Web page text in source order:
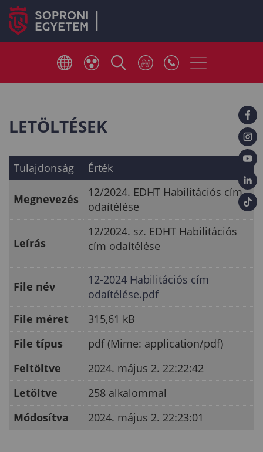
LETÖLTÉSEK
Tulajdonság Érték
Megnevezés
12/2024. EDHT Habilitációs cím
odaítélése
Leírás
12/2024. sz. EDHT Habilitációs
cím odaítélése
File név
12-2024 Habilitációs cím
odaítélése.pdf
File méret
315,61 kB
File típus
pdf (Mime: application/pdf)
Feltöltve
2024. május 2. 22:22:42
Letöltve
258 alkalommal
Módosítva
2024. május 2. 22:23:01